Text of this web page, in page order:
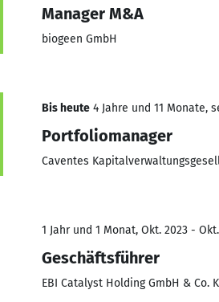
Manager M&A
biogeen GmbH
Bis heute 4 Jahre und 11 Monate,
Portfoliomanager
Caventes
1 Jahr und 1 Monat, Okt. 2023 -
Geschäftsführer
EBI Catalyst Holding GmbH & Co.